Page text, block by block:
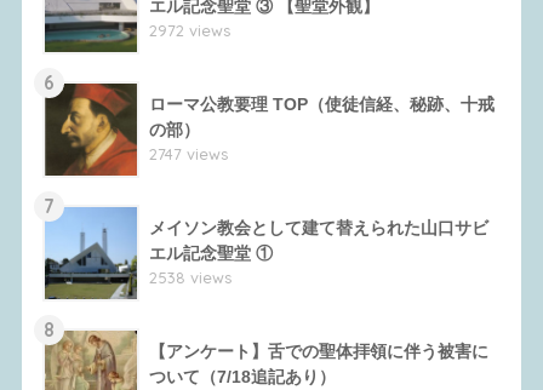
エル記念聖堂 ③ 【聖堂外観】
2972 views
6
ローマ公教要理 TOP（使徒信経、秘跡、十戒
の部）
2747 views
7
メイソン教会として建て替えられた山口サビ
エル記念聖堂 ①
2538 views
8
【アンケート】舌での聖体拝領に伴う被害に
ついて（7/18追記あり）